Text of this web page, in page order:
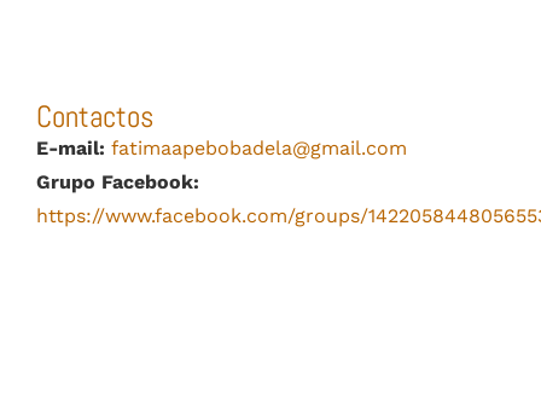
Contactos
E-mail: fatimaapebobadela@gmail.com
Grupo Facebook:
https://www.facebook.com/groups/